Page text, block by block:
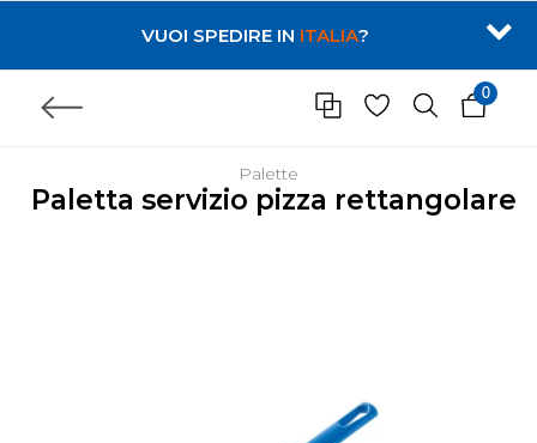
VUOI SPEDIRE IN ITALIA?
0
Palette
Paletta servizio pizza rettangolare